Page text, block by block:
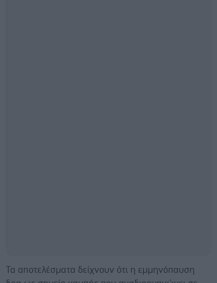
Τα αποτελέσματα δείχνουν ότι η εμμηνόπαυση